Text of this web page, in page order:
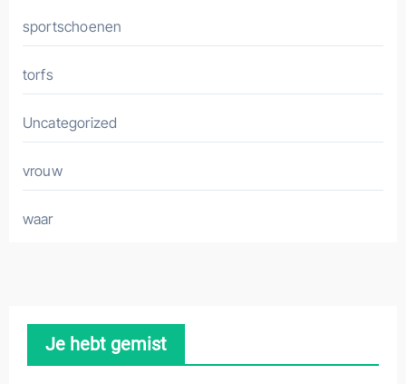
sportschoenen
torfs
Uncategorized
vrouw
waar
Je hebt gemist